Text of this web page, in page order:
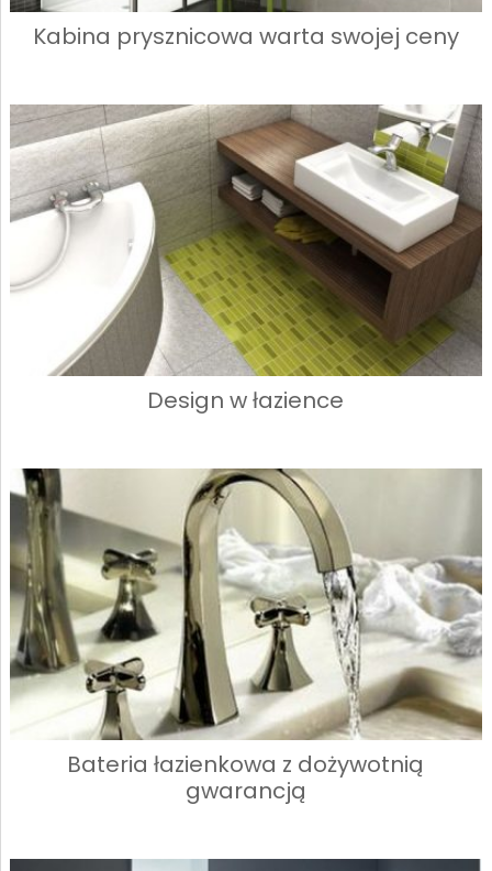
Kabina prysznicowa warta swojej ceny
Design w łazience
Bateria łazienkowa z dożywotnią
gwarancją